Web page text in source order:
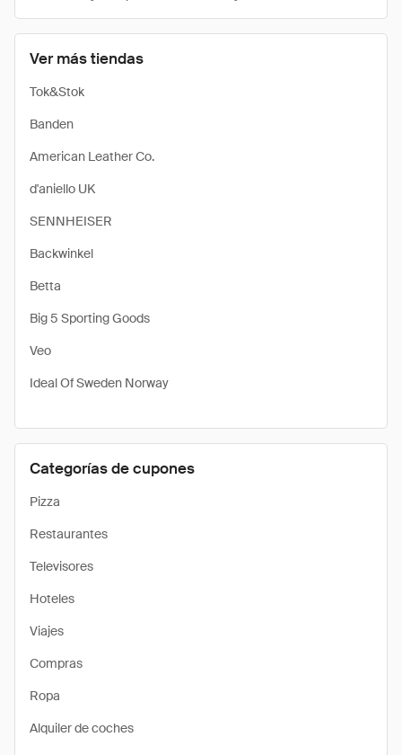
Ver más tiendas
Tok&Stok
Banden
American Leather Co.
d'aniello UK
SENNHEISER
Backwinkel
Betta
Big 5 Sporting Goods
Veo
Ideal Of Sweden Norway
Categorías de cupones
Pizza
Restaurantes
Televisores
Hoteles
Viajes
Compras
Ropa
Alquiler de coches